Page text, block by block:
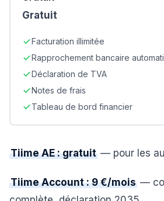
Gratuit
Facturation illimitée
Rapprochement bancaire
Déclaration de TVA
Notes de frais
Tableau de bord financier
Tiime AE : gratuit — pour les
Tiime Account : 9 €/mois —